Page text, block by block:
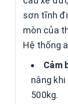
sơn tĩnh
mòn của
Hệ thống
Cảm
nâng
500kg.